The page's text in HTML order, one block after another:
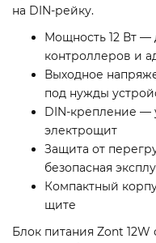
на DIN-рейку.
Мощность 12 Вт —
контроллеров и
Выходное
под нужды
DIN-крепление —
электрощит
Защита от
безопасная
Компактный
щите
Блок питания Zont 12W